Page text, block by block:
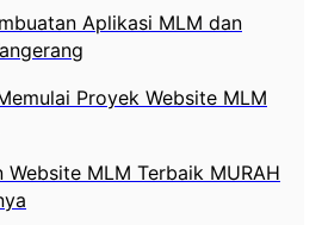
Aplikasi MLM dan
Proyek Website MLM
Website MLM Terbaik MURAH